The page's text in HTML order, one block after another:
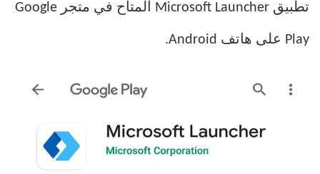
تطبيق Microsoft Launcher المتاح في متجر Google
Play على هاتف Android.